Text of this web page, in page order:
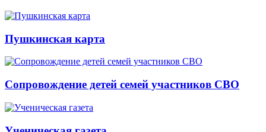
Пушкинская карта
Сопровождение детей семей участников СВО